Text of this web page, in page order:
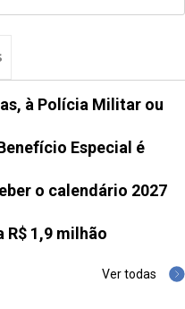
à Polícia Militar ou
Especial é
o calendário 2027
R$ 1,9 milhão
Ver todas